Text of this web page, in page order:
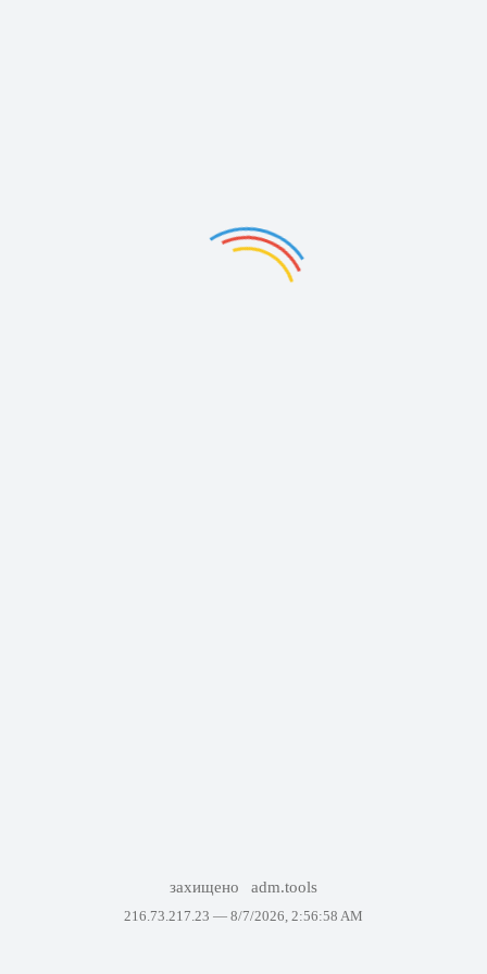
захищено adm.tools
216.73.217.23 — 8/7/2026, 2:56:58 AM